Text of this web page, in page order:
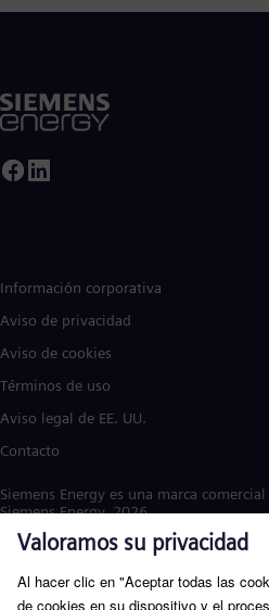
Información corporativa
Aviso de privacidad
Aviso de cookies
Términos de uso
Aviso legal de EE. UU.
Contacto
Siemens Energy es una marca
Siemens Energy, 2026